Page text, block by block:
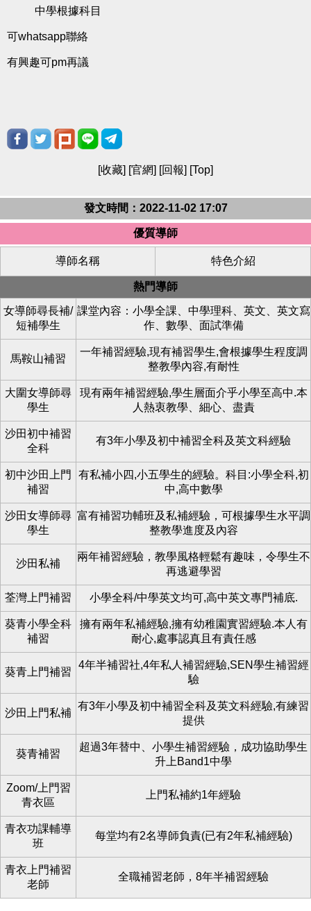
中學根據科目
可whatsapp聯絡
有興趣可pm再議
[收藏] [官網] [回報] [Top]
發文時間：2022-11-02 17:07
優質導師
導師名稱 特色介紹
熱門導師
女導師尋長補/
短補學生
課堂內容：小學全課、中學理科、英文、英文寫
作、數學、面試準備
馬鞍山補習
一年補習經驗,現有補習學生,會根據學生程度調
整教學內容,有耐性
大圍女導師尋
學生
現有兩年補習經驗,學生層面介乎小學至高中.本
人熱衷教學、細心、盡責
沙田初中補習
全科
有3年小學及初中補習全科及英文科經驗
初中沙田上門
補習
有私補小四,小五學生的經驗。科目:小學全科,初
中,高中數學
沙田女導師尋
學生
富有補習功輔班及私補經驗，可根據學生水平調
整教學進度及內容
沙田私補
兩年補習經驗，教學風格輕鬆有趣味，令學生不
再逃避學習
荃灣上門補習 小學全科/中學英文均可,高中英文專門補底.
葵青小學全科
補習
擁有兩年私補經驗,擁有幼稚園實習經驗.本人有
耐心,處事認真且有責任感
葵青上門補習
4年半補習社,4年私人補習經驗,SEN學生補習經
驗
沙田上門私補
有3年小學及初中補習全科及英文科經驗,有練習
提供
葵青補習
超過3年替中、小學生補習經驗，成功協助學生
升上Band1中學
Zoom/上門習
青衣區
上門私補約1年經驗
青衣功課輔導
班
每堂均有2名導師負責(已有2年私補經驗)
青衣上門補習
老師
全職補習老師，8年半補習經驗